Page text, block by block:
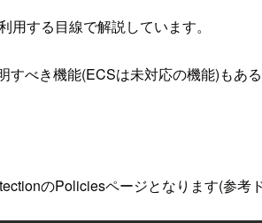
用する目線で解説しています。
すべき機能(ECSは未対応の機能)もあ
のPoliciesページとなります(参考